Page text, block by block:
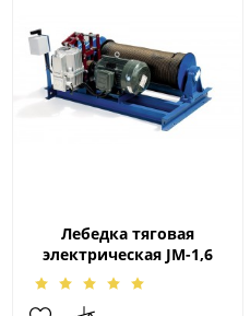
Лебедка тяговая
электрическая JМ-1,6